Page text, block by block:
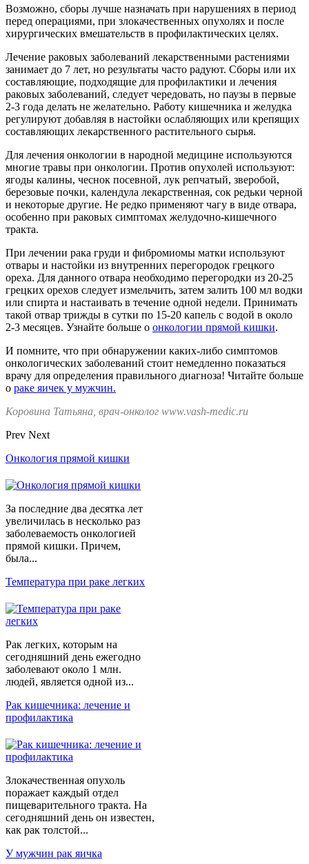
Возможно, сборы лучше назначать при нарушениях в период
перед операциями, при злокачественных опухолях и после
хирургических вмешательств в профилактических целях.
Лечение раковых заболеваний лекарственными растениями
занимает до 7 лет, но результаты часто радуют. Сборы или их
составляющие, подходящие для профилактики и лечения
раковых заболеваний, следует чередовать, но паузы в первые
2-3 года делать не желательно. Работу кишечника и желудка
регулируют добавляя в настойки ослабляющих или крепящих
составляющих лекарственного растительного сырья.
Для лечения онкологии в народной медицине используются
многие травы при онкологии. Против опухолей используют:
ягоды калины, чеснок посевной, лук репчатый, зверобой,
березовые почки, календула лекарственная, сок редьки черной
и некоторые другие. Не редко применяют чагу в виде отвара,
особенно при раковых симптомах желудочно-кишечного
тракта.
При лечении рака груди и фибромиомы матки используют
отвары и настойки из внутренних перегородок грецкого
ореха. Для данного отвара необходимо перегородки из 20-25
грецких орехов следует измельчить, затем залить 100 мл водки
или спирта и настаивать в течение одной недели. Принимать
такой отвар трижды в сутки по 15-20 капель с водой в около
2-3 месяцев. Узнайте больше о онкологии прямой кишки.
И помните, что при обнаружении каких-либо симптомов
онкологических заболеваний стоит немедленно показаться
врачу для определения правильного диагноза! Читайте больше
о раке яичек у мужчин.
Коровина Татьяна, врач-онколог www.vash-medic.ru
Prev Next
Онкология прямой кишки
За последние два десятка лет
увеличилась в несколько раз
заболеваемость онкологией
прямой кишки. Причем,
была...
Температура при раке легких
Рак легких, которым на
сегодняшний день ежегодно
заболевают около 1 млн.
людей, является одной из...
Рак кишечника: лечение и
профилактика
Злокачественная опухоль
поражает каждый отдел
пищеварительного тракта. На
сегодняшний день он известен,
как рак толстой...
У мужчин рак яичка